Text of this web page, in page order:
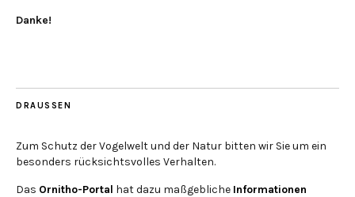
Danke!
DRAUSSEN
Zum Schutz der Vogelwelt und der Natur bitten wir Sie um ein
besonders rücksichtsvolles Verhalten.
Das Ornitho-Portal hat dazu maßgebliche Informationen